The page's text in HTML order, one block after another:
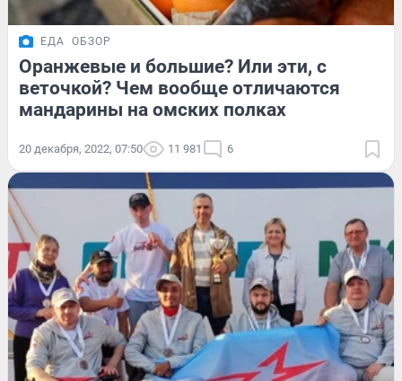
ЕДА ОБЗОР
Оранжевые и большие? Или эти, с
веточкой? Чем вообще отличаются
мандарины на омских полках
20 декабря, 2022, 07:50 11 981 6